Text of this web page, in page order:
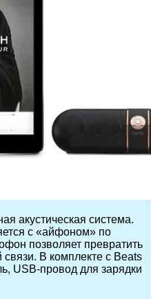
акустическая система.
с «айфоном» по
позволяет превратить
связи. В комплекте с Beats
USB-провод для зарядки